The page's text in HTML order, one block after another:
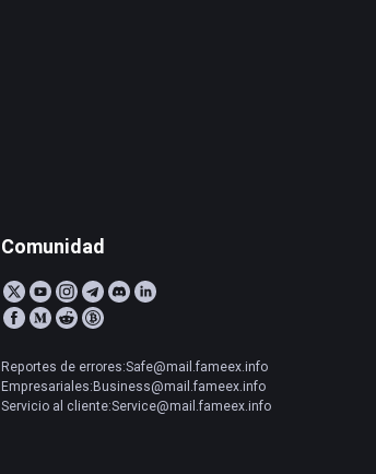
Comunidad
Reportes de errores:Safe@mail.fameex.info
Empresariales:Business@mail.fameex.info
Servicio al cliente:Service@mail.fameex.info